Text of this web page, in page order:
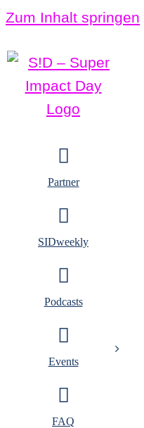
Zum Inhalt springen
Partner
SIDweekly
Podcasts
Events
FAQ